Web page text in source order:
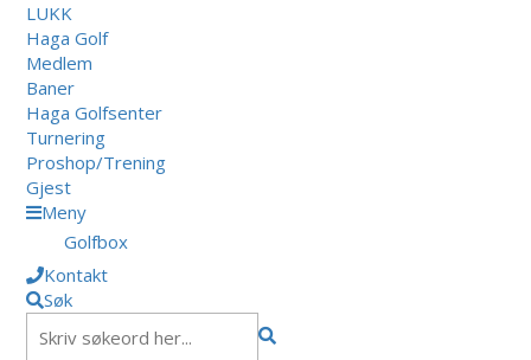
LUKK
Haga Golf
Medlem
Baner
Haga Golfsenter
Turnering
Proshop/Trening
Gjest
Meny
Golfbox
Kontakt
Søk